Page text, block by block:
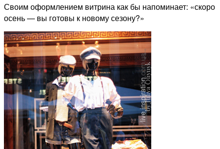
Своим оформлением витрина как бы напоминает: «скоро
осень — вы готовы к новому сезону?»